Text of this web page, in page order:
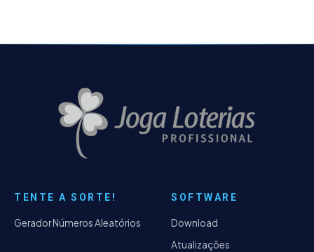
TENTE A SORTE!
Gerador Números Aleatórios
SOFTWARE
Download
Atualizações